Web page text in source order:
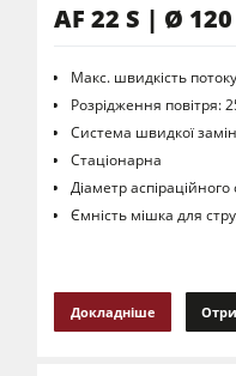
AF 22 S | Ø
Макс. швидкість
Розрідження повітря:
Система швидкої
Стаціонарна
Діаметр
Ємність мішка для
Докладніше